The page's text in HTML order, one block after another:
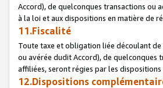
Accord), de quelconques transactions ou
à la loi et aux dispositions en matière de
11.Fiscalité
Toute taxe et obligation liée découlant
ou avérée dudit Accord), de quelconques
affiliées, seront régies par les
12.Dispositions